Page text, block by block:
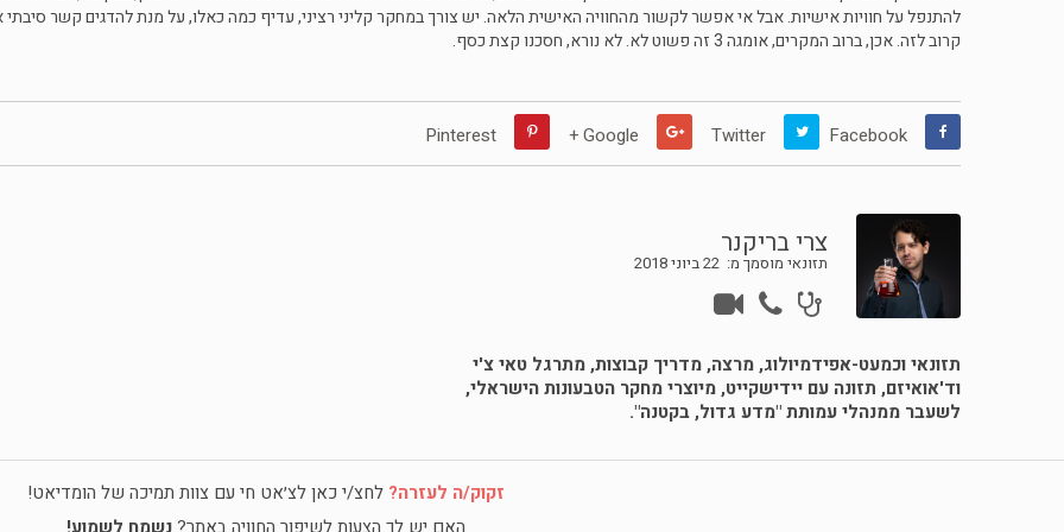
להתנפל על חוויות אישיות. אבל אי אפשר לקשור מהחוויה האישית הלאה. יש צורך במחקר קליני רציני, עדיף כמה כאלו, על מנת להדגים קשר
קרוב לזה. אכן, ברוב המקרים, אומגה 3 זה פשוט לא. לא נורא, חסכנו קצת כסף.
Facebook
Twitter
Google +
Pinterest
צרי בריקנר
תזונאי מוסמך מ: 22 ביוני 2018
תזונאי וכמעט-אפידמיולוג, מרצה, מדריך קבוצות, מתרגל טאי צ'י
וד'אואיזם, תזונה עם יידישקייט, מיוצרי מחקר הטבעונות הישראלי,
לשעבר ממנהלי עמותת "מדע גדול, בקטנה".
זקוק/ה לעזרה? לחצ/י כאן לצ׳אט חי עם צוות תמיכה של הומדיאט!